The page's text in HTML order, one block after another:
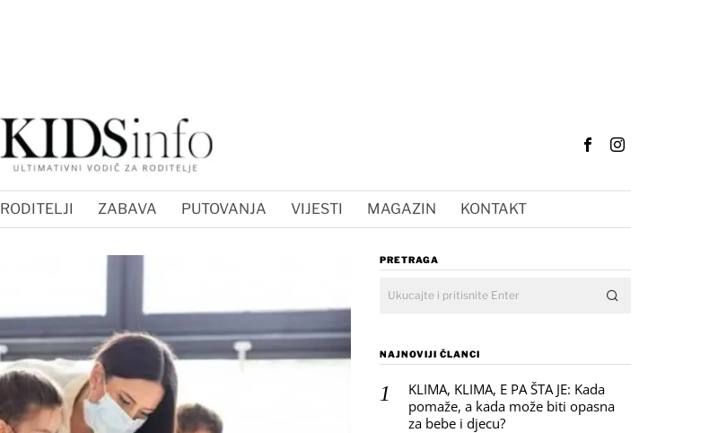
RODITELJI ZABAVA PUTOVANJA VIJESTI MAGAZIN KONTAKT
PRETRAGA
NAJNOVIJI ČLANCI
KLIMA, KLIMA, E PA ŠTA JE: Kada
pomaže, a kada može biti opasna
za bebe i djecu?